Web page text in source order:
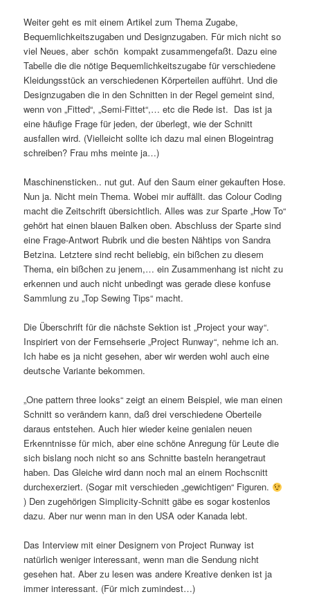
Weiter geht es mit einem Artikel zum Thema Zugabe,
Bequemlichkeitszugaben und Designzugaben. Für mich nicht so
viel Neues, aber schön kompakt zusammengefaßt. Dazu eine
Tabelle die die nötige Bequemlichkeitszugabe für verschiedene
Kleidungsstück an verschiedenen Körperteilen aufführt. Und die
Designzugaben die in den Schnitten in der Regel gemeint sind,
wenn von „Fitted“, „Semi-Fittet“,… etc die Rede ist. Das ist ja
eine häufige Frage für jeden, der überlegt, wie der Schnitt
ausfallen wird. (Vielleicht sollte ich dazu mal einen Blogeintrag
schreiben? Frau mhs meinte ja…)
Maschinensticken.. nut gut. Auf den Saum einer gekauften Hose.
Nun ja. Nicht mein Thema. Wobei mir auffällt. das Colour Coding
macht die Zeitschrift übersichtlich. Alles was zur Sparte „How To“
gehört hat einen blauen Balken oben. Abschluss der Sparte sind
eine Frage-Antwort Rubrik und die besten Nähtips von Sandra
Betzina. Letztere sind recht beliebig, ein bißchen zu diesem
Thema, ein bißchen zu jenem,… ein Zusammenhang ist nicht zu
erkennen und auch nicht unbedingt was gerade diese konfuse
Sammlung zu „Top Sewing Tips“ macht.
Die Überschrift für die nächste Sektion ist „Project your way“.
Inspiriert von der Fernsehserie „Project Runway“, nehme ich an.
Ich habe es ja nicht gesehen, aber wir werden wohl auch eine
deutsche Variante bekommen.
„One pattern three looks“ zeigt an einem Beispiel, wie man einen
Schnitt so verändern kann, daß drei verschiedene Oberteile
daraus entstehen. Auch hier wieder keine genialen neuen
Erkenntnisse für mich, aber eine schöne Anregung für Leute die
sich bislang noch nicht so ans Schnitte basteln herangetraut
haben. Das Gleiche wird dann noch mal an einem Rochscnitt
durchexerziert. (Sogar mit verschieden „gewichtigen“ Figuren.
) Den zugehörigen Simplicity-Schnitt gäbe es sogar kostenlos
dazu. Aber nur wenn man in den USA oder Kanada lebt.
Das Interview mit einer Designern von Project Runway ist
natürlich weniger interessant, wenn man die Sendung nicht
gesehen hat. Aber zu lesen was andere Kreative denken ist ja
immer interessant. (Für mich zumindest…)